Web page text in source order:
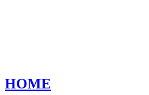
HOME